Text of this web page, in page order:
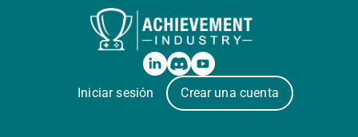
Iniciar sesión Crear una cuenta